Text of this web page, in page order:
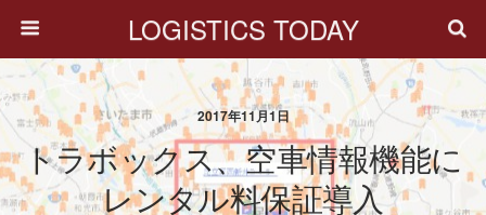
LOGISTICS TODAY
2017年11月1日
トラボックス、空車情報機能に
レンタル料保証導入